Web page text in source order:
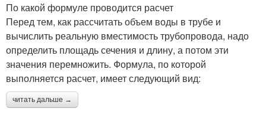
По какой формуле проводится расчет
Перед тем, как рассчитать объем воды в трубе и
вычислить реальную вместимость трубопровода, надо
определить площадь сечения и длину, а потом эти
значения перемножить. Формула, по которой
выполняется расчет, имеет следующий вид:
читать дальше →